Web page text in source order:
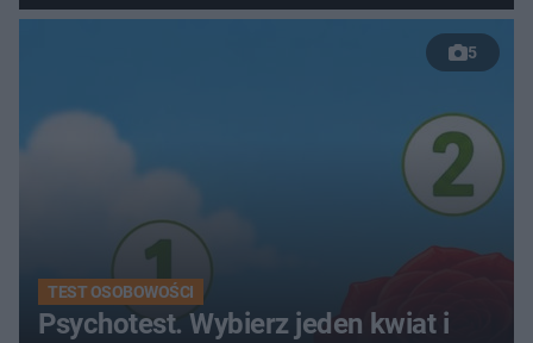
5
TEST OSOBOWOŚCI
Psychotest. Wybierz jeden kwiat i